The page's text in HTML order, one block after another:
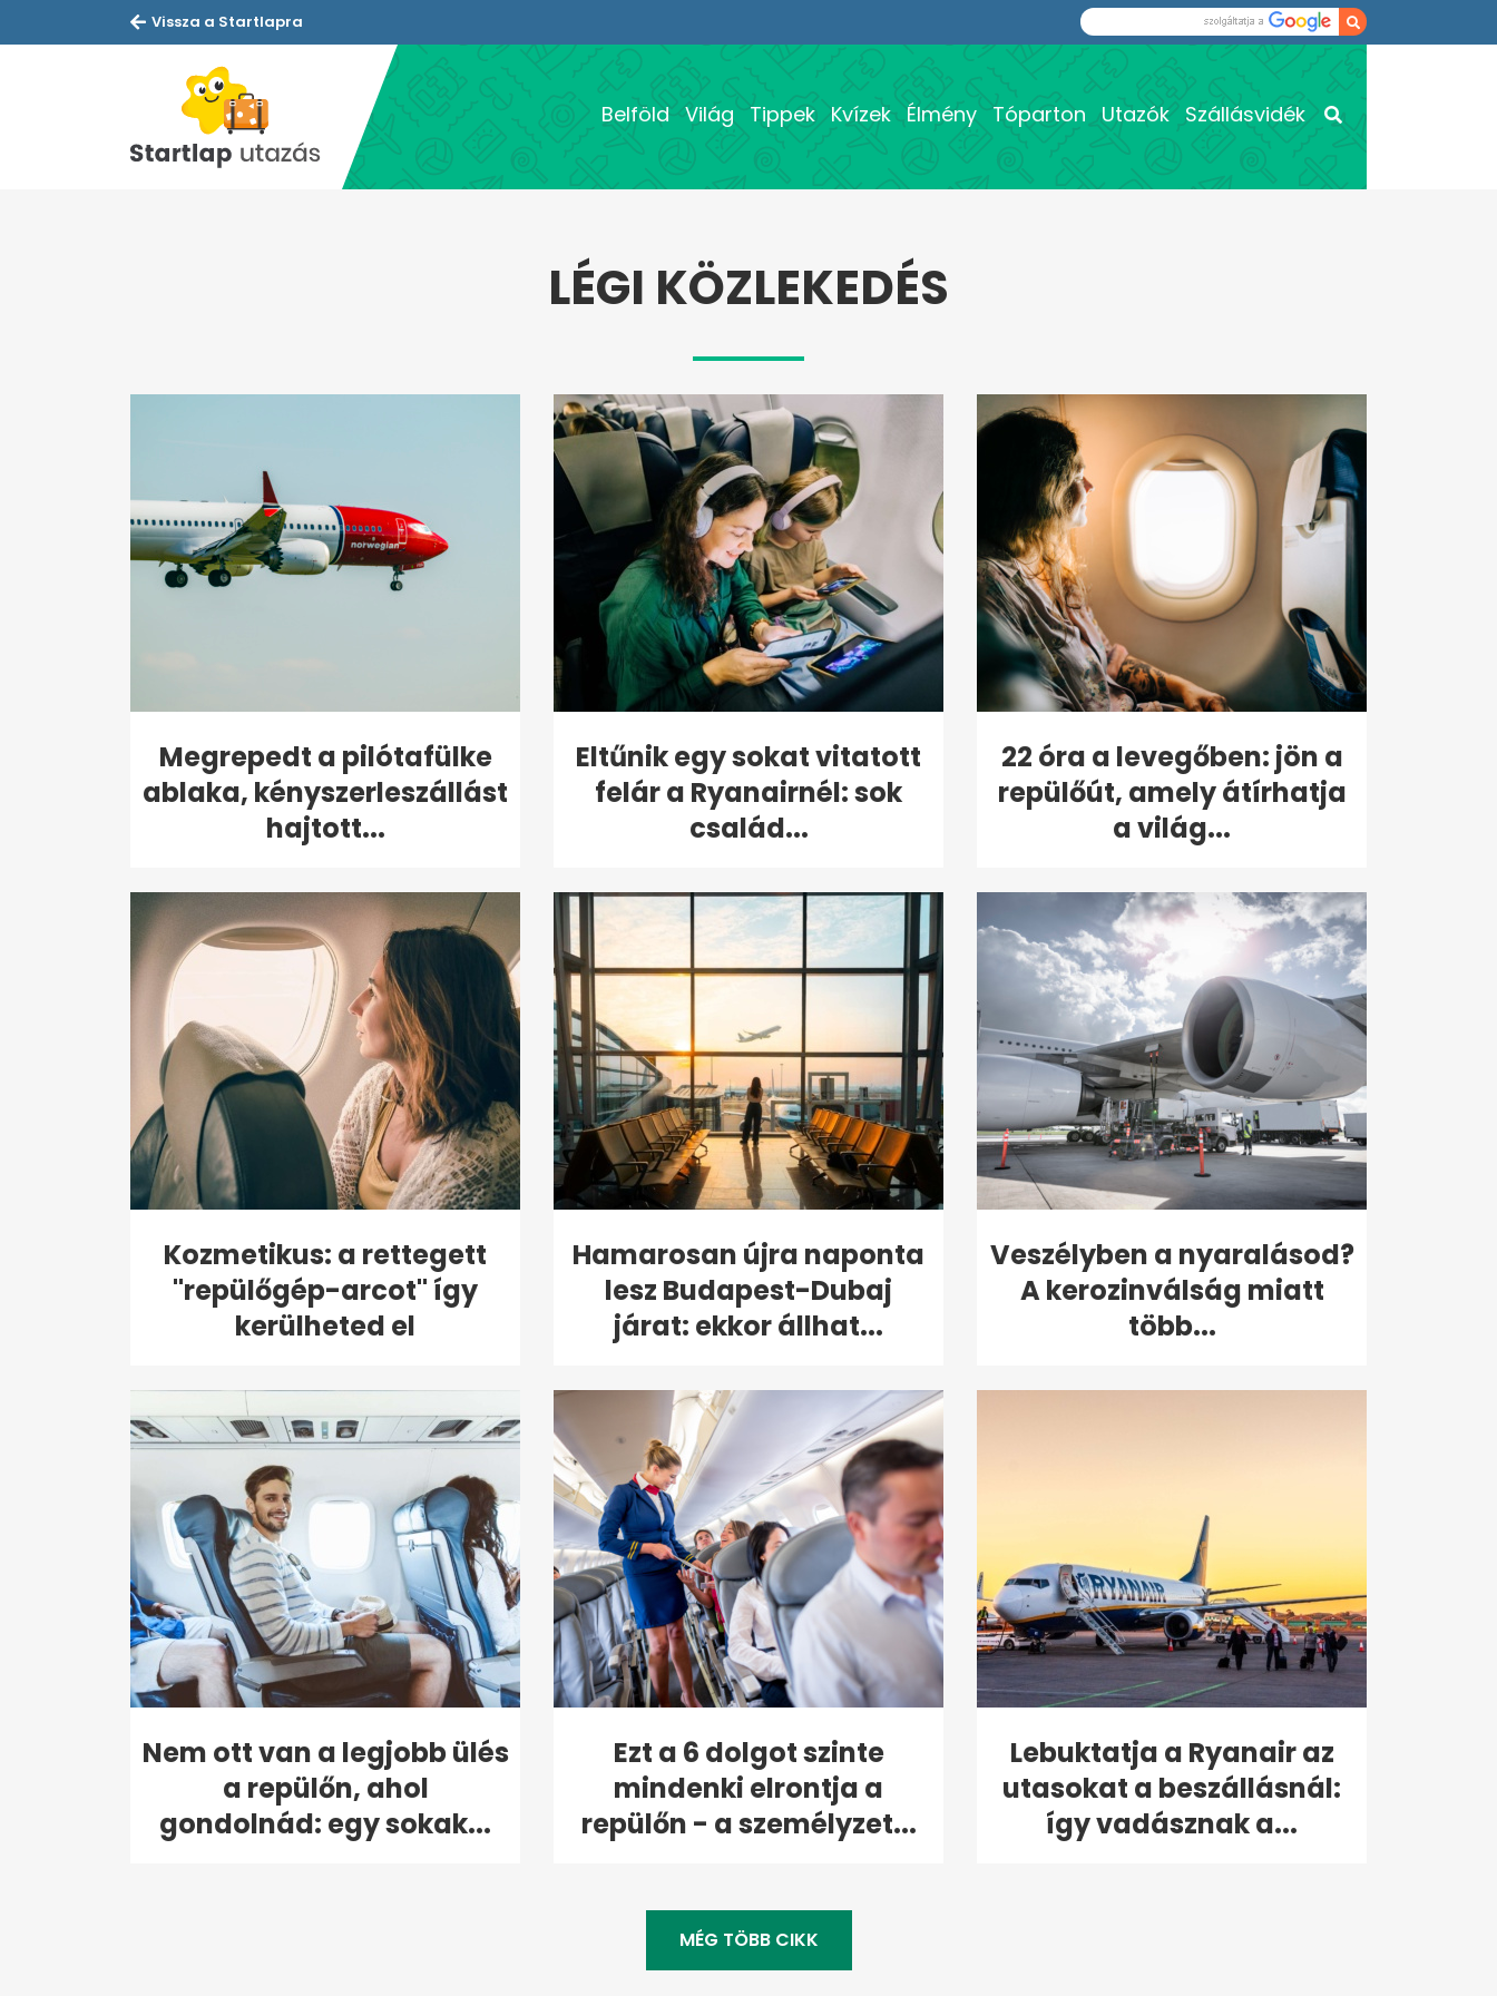
Vissza a Startlapra
Belföld Világ Tippek Kvízek Élmény Tóparton Utazók Szállásvidék
LÉGI KÖZLEKEDÉS
Megrepedt a pilótafülke
ablaka, kényszerleszállást
hajtott...
Eltűnik egy sokat vitatott
felár a Ryanairnél: sok
család...
22 óra a levegőben: jön a
repülőút, amely átírhatja
a világ...
Kozmetikus: a rettegett
"repülőgép-arcot" így
kerülheted el
Hamarosan újra naponta
lesz Budapest-Dubaj
járat: ekkor állhat...
Veszélyben a nyaralásod?
A kerozinválság miatt
több...
Nem ott van a legjobb ülés
a repülőn, ahol
gondolnád: egy sokak...
Ezt a 6 dolgot szinte
mindenki elrontja a
repülőn - a személyzet...
Lebuktatja a Ryanair az
utasokat a beszállásnál:
így vadásznak a...
MÉG TÖBB CIKK